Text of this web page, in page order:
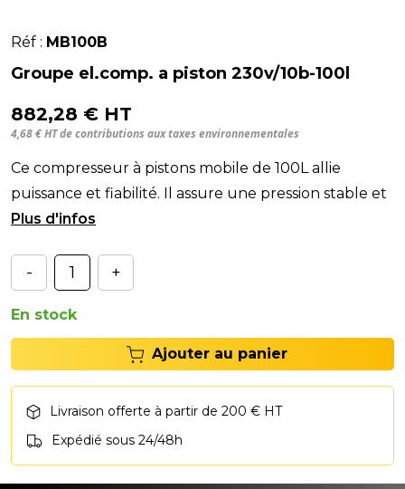
Réf : MB100B
Groupe el.comp. a piston 230v/10b-100l
882,28 € HT
4,68 € HT de contributions aux taxes environnementales
Ce compresseur à pistons mobile de 100L allie
puissance et fiabilité. Il assure une pression stable et
une efficacité maximum sur les interventi
- +
En stock
Ajouter au panier
Livraison offerte à partir de 200 € HT
Expédié sous 24/48h